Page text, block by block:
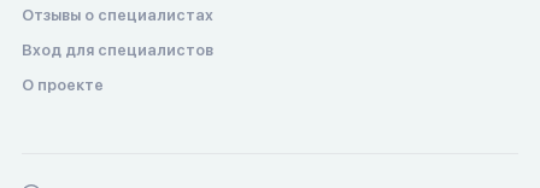
Отзывы о специалистах
Вход для специалистов
О проекте